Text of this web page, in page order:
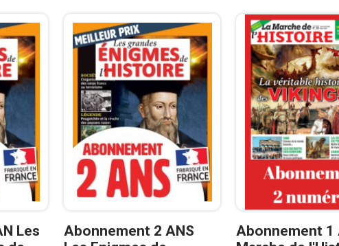
Les
Abonnement 2 ANS
Abonnement 1